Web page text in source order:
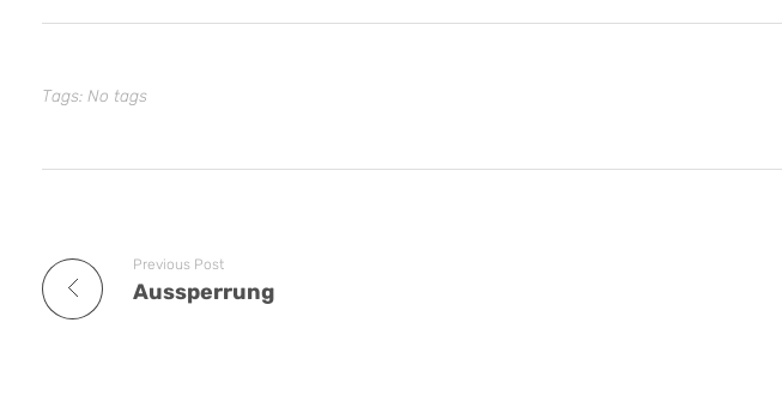
Tags: No tags
Previous Post
Aussperrung